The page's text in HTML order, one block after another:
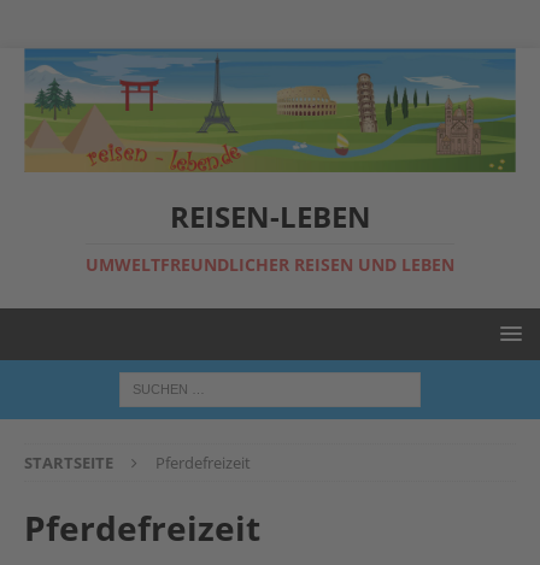
REISEN-LEBEN
UMWELTFREUNDLICHER REISEN UND LEBEN
STARTSEITE Pferdefreizeit
Pferdefreizeit